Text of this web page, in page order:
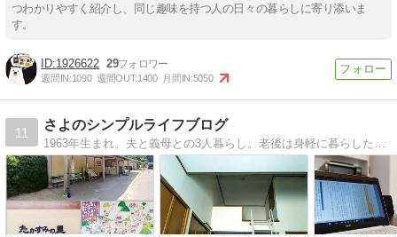
つわかりやすく紹介し、同じ趣味を持つ人の日々の暮らしに寄り添いま
す。
1926622 29
週間IN:1090 週間OUT:1400 月間IN:5050
11
さよのシンプルライフブログ